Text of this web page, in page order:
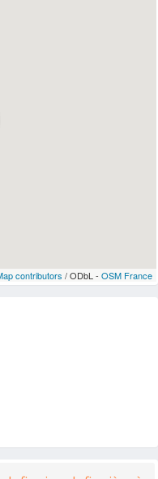
contributors / ODbL - OSM France